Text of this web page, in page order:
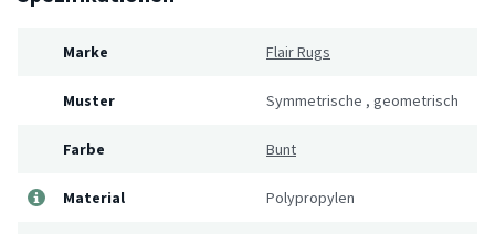
Marke Flair Rugs
Muster Symmetrische , geometrisch
Farbe Bunt
Material Polypropylen